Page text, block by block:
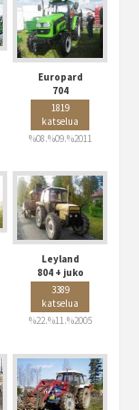
Europard
704
1819
katselua
%08.%09.%2011
Leyland
804 + juko
3389
katselua
%22.%11.%2005